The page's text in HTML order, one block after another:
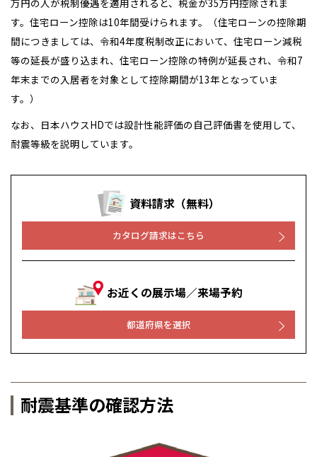
万円の人が税制優遇を適用されると、税金が35万円控除されま
す。住宅ローン控除は10年間受けられます。（住宅ローンの控除期
間につきましては、令和4年度税制改正において、住宅ローン減税
等の延長が盛り込まれ、住宅ローン控除の特例が延長され、令和7
年末までの入居者を対象として控除期間が13年となっていま
す。）
なお、日本ハウスHDでは設計性能評価の自己評価書を使用して、
耐震等級を説明しています。
資料請求（無料）
カタログ請求はこちら
お近くの展示場／来場予約
都道府県を選択
耐震基準の確認方法